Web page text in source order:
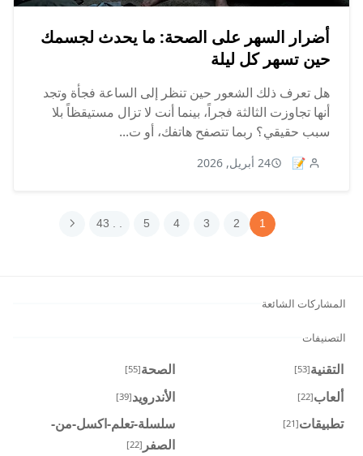
أضرار السهر على الصحة: ما يحدث لجسمك
حين تسهر كل ليلة
هل تعرف ذلك الشعور حين تنظر إلى الساعة فجأة وتجد
أنها تجاوزت الثالثة فجراً، بينما أنت لا تزال مستيقظاً بلا
سبب حقيقي؟ ربما تتصفح هاتفك، أو ت...
📝 24 أبريل, 2026
1
2
3
4
5
المشاركات الشائعة
التصنيفات
الصحة[55] التقنية[53]
الأندرويد[39] ألعاب[22]
سلسلة-تعلم-اكسل-من-
الصفر [22]
تطبيقات[21]